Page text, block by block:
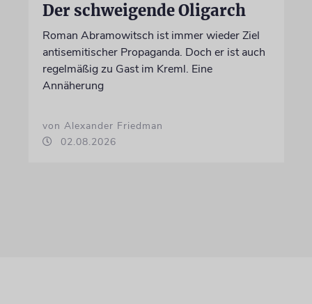
Der schweigende Oligarch
Roman Abramowitsch ist immer wieder Ziel
antisemitischer Propaganda. Doch er ist auch
regelmäßig zu Gast im Kreml. Eine
Annäherung
von Alexander Friedman
02.08.2026